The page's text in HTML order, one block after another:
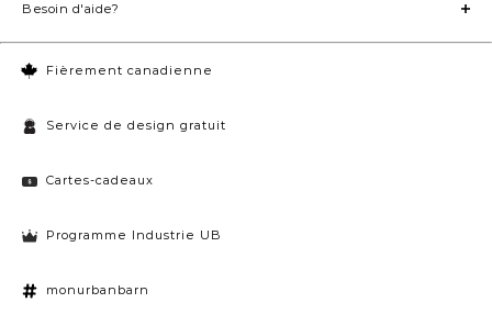
Fièrement canadienne
Service de design gratuit
Cartes-cadeaux
Programme Industrie UB
monurbanbarn
Besoin d'aide?